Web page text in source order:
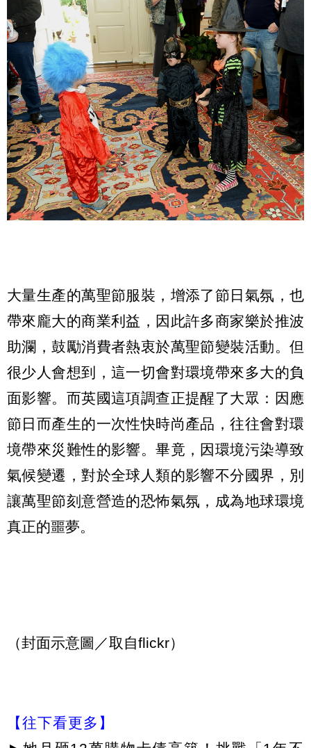
大量生產的萬聖節服裝，增添了節日氣氛，也
帶來龐大的商業利益，因此許多商家樂於推波
助瀾，鼓勵消費者熱衷於萬聖節變裝活動。但
很少人會想到，這一切會對環境帶來多大的負
面影響。而英國這項調查正提醒了大眾：因應
節日而產生的一次性快時尚產品，往往會對環
境帶來災難性的影響。畢竟，因環境污染導致
氣候變遷，對於全球人類的影響不分國界，別
讓萬聖節刻意營造的恐怖氣氛，成為地球環境
真正的噩夢。
（封面示意圖／取自flickr）
【往下看更多】